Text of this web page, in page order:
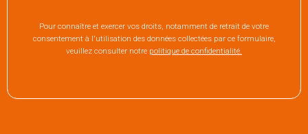
Pour connaître et exercer vos droits, notamment de retrait de votre
consentement à l'utilisation des données collectées par ce formulaire,
veuillez consulter notre politique de confidentialité.